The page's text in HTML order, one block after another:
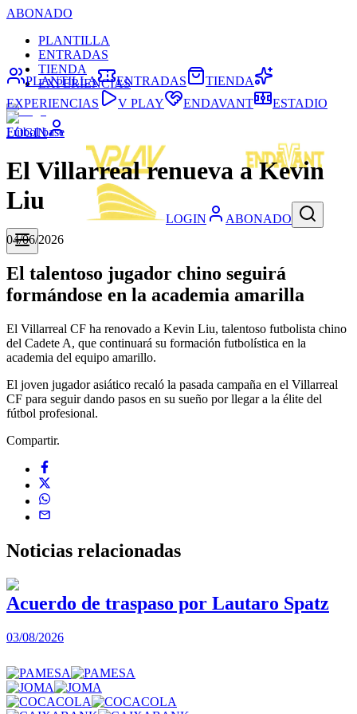
ABONADO
PLANTILLA
ENTRADAS
TIENDA
EXPERIENCIAS
LOGIN
LOGIN ABONADO
PLANTILLA ENTRADAS
TIENDA
EXPERIENCIAS
V PLAY ENDAVANT ESTADIO
Fútbol base
El Villarreal renueva a Kevin
Liu
04/06/2026
El talentoso jugador chino seguirá
formándose en la academia amarilla
El Villarreal CF ha renovado a Kevin Liu, talentoso futbolista chino
del Cadete A, que continuará su formación futbolística en la
academia del equipo amarillo.
El joven jugador asiático recaló la pasada campaña en el Villarreal
CF para seguir dando pasos en su sueño por llegar a la élite del
fútbol profesional.
Compartir.
Noticias relacionadas
Acuerdo de traspaso por Lautaro Spatz
03/08/2026